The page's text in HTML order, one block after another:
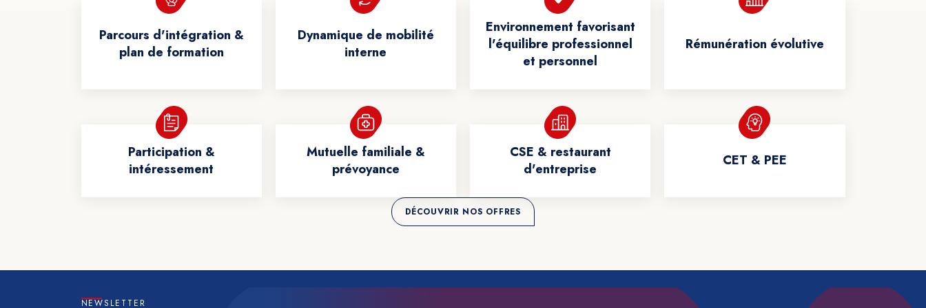
Parcours d'intégration &
plan de formation
Dynamique de mobilité
interne
Environnement favorisant
l'équilibre professionnel
et personnel
Rémunération évolutive
Participation &
intéressement
Mutuelle familiale &
prévoyance
CSE & restaurant
d'entreprise
CET & PEE
DÉCOUVRIR NOS OFFRES
NEWSLETTER